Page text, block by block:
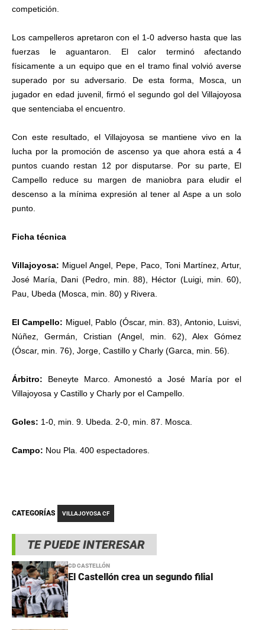
TE PUEDE INTERESAR
CD CASTELLÓN
El Castellón crea un segundo filial
competición.
Los campelleros apretaron con el 1-0 adverso hasta que las
fuerzas le aguantaron. El calor terminó afectando
físicamente a un equipo que en el tramo final volvió averse
superado por su adversario. De esta forma, Mosca, un
jugador en edad juvenil, firmó el segundo gol del Villajoyosa
que sentenciaba el encuentro.
Con este resultado, el Villajoyosa se mantiene vivo en la
lucha por la promoción de ascenso ya que ahora está a 4
puntos cuando restan 12 por disputarse. Por su parte, El
Campello reduce su margen de maniobra para eludir el
descenso a la mínima expresión al tener al Aspe a un solo
punto.
Ficha técnica
Villajoyosa: Miguel Angel, Pepe, Paco, Toni Martínez, Artur,
José María, Dani (Pedro, min. 88), Héctor (Luigi, min. 60),
Pau, Ubeda (Mosca, min. 80) y Rivera.
El Campello: Miguel, Pablo (Óscar, min. 83), Antonio, Luisvi,
Núñez, Germán, Cristian (Angel, min. 62), Alex Gómez
(Óscar, min. 76), Jorge, Castillo y Charly (Garca, min. 56).
Árbitro: Beneyte Marco. Amonestó a José María por el
Villajoyosa y Castillo y Charly por el Campello.
Goles: 1-0, min. 9. Ubeda. 2-0, min. 87. Mosca.
Campo: Nou Pla. 400 espectadores.
CATEGORÍAS VILLAJOYOSA CF